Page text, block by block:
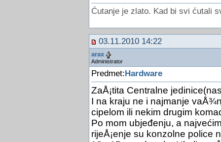
Ćutanje je zlato. Kad bi svi ćutali
03.11.2010 14:22
arax
Administrator
Predmet:Hardware
ZaÅ¡tita Centralne
I na kraju ne i najmanje
cipelom ili nekim drugim
Po mom ubjeđenju, a
rijeÅ¡enje su konzolne police